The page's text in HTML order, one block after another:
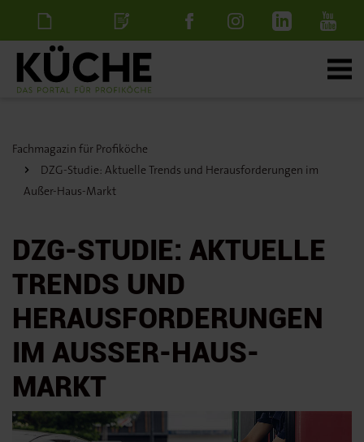
NewsletterStellenanzeige
Fachmagazin für Profiköche
DZG-Studie: Aktuelle Trends und Herausforderungen im
Außer-Haus-Markt
DZG-STUDIE: AKTUELLE
TRENDS UND
HERAUSFORDERUNGEN
IM AUSSER-HAUS-M
ARKT